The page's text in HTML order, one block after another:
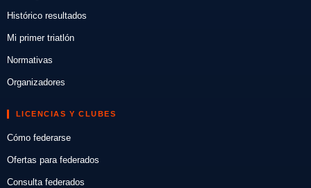
Histórico resultados
Mi primer triatlón
Normativas
Organizadores
LICENCIAS Y CLUBES
Cómo federarse
Ofertas para federados
Consulta federados